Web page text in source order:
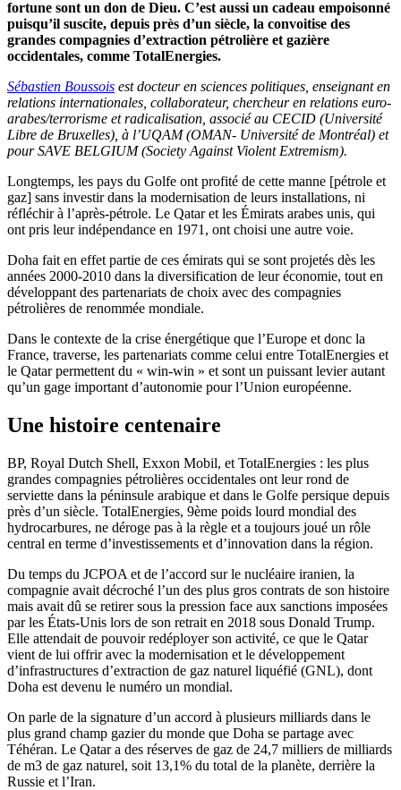
fortune sont un don de Dieu. C’est aussi un cadeau empoisonné
puisqu’il suscite, depuis près d’un siècle, la convoitise des
grandes compagnies d’extraction pétrolière et gazière
occidentales, comme TotalEnergies.
Sébastien Boussois est docteur en sciences politiques, enseignant en
relations internationales, collaborateur, chercheur en relations euro-
arabes/terrorisme et radicalisation, associé au CECID (Université
Libre de Bruxelles), à l’UQAM (OMAN- Université de Montréal) et
pour SAVE BELGIUM (Society Against Violent Extremism).
Longtemps, les pays du Golfe ont profité de cette manne [pétrole et
gaz] sans investir dans la modernisation de leurs installations, ni
réfléchir à l’après-pétrole. Le Qatar et les Émirats arabes unis, qui
ont pris leur indépendance en 1971, ont choisi une autre voie.
Doha fait en effet partie de ces émirats qui se sont projetés dès les
années 2000-2010 dans la diversification de leur économie, tout en
développant des partenariats de choix avec des compagnies
pétrolières de renommée mondiale.
Dans le contexte de la crise énergétique que l’Europe et donc la
France, traverse, les partenariats comme celui entre TotalEnergies et
le Qatar permettent du « win-win » et sont un puissant levier autant
qu’un gage important d’autonomie pour l’Union européenne.
Une histoire centenaire
BP, Royal Dutch Shell, Exxon Mobil, et TotalEnergies : les plus
grandes compagnies pétrolières occidentales ont leur rond de
serviette dans la péninsule arabique et dans le Golfe persique depuis
près d’un siècle. TotalEnergies, 9ème poids lourd mondial des
hydrocarbures, ne déroge pas à la règle et a toujours joué un rôle
central en terme d’investissements et d’innovation dans la région.
Du temps du JCPOA et de l’accord sur le nucléaire iranien, la
compagnie avait décroché l’un des plus gros contrats de son histoire
mais avait dû se retirer sous la pression face aux sanctions imposées
par les États-Unis lors de son retrait en 2018 sous Donald Trump.
Elle attendait de pouvoir redéployer son activité, ce que le Qatar
vient de lui offrir avec la modernisation et le développement
d’infrastructures d’extraction de gaz naturel liquéfié (GNL), dont
Doha est devenu le numéro un mondial.
On parle de la signature d’un accord à plusieurs milliards dans le
plus grand champ gazier du monde que Doha se partage avec
Téhéran. Le Qatar a des réserves de gaz de 24,7 milliers de milliards
de m3 de gaz naturel, soit 13,1% du total de la planète, derrière la
Russie et l’Iran.